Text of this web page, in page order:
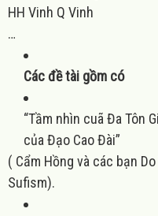
HH Vinh Q Vinh
…
Các đề tài gồm có
“Tầm nhìn cuã Đa Tôn
của Đạo Cao Đài”
( Cẩm Hồng và các bạn
Sufism).